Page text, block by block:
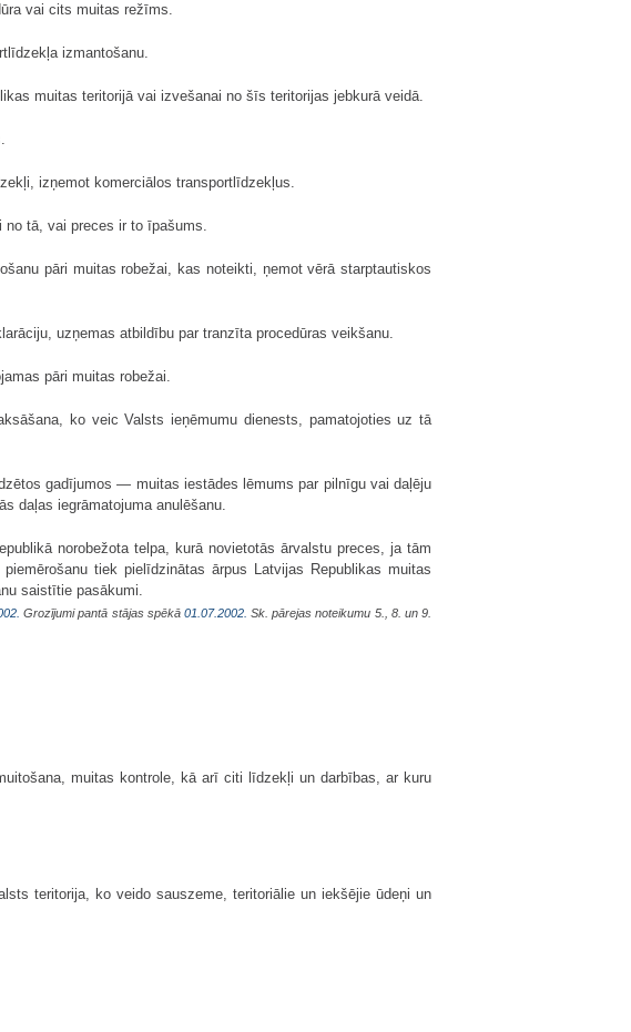
vai cits muitas režīms.
izmantošanu.
muitas teritorijā vai izvešanai no šīs teritorijas jebkurā veidā.
izņemot komerciālos transportlīdzekļus.
tā, vai preces ir to īpašums.
pāri muitas robežai, kas noteikti, ņemot vērā starptautiskos
uzņemas atbildību par tranzīta procedūras veikšanu.
pāri muitas robežai.
ko veic Valsts ieņēmumu dienests, pamatojoties uz tā
gadījumos — muitas iestādes lēmums par pilnīgu vai daļēju
daļas iegrāmatojuma anulēšanu.
norobežota telpa, kurā novietotās ārvalstu preces, ja tām
tiek pielīdzinātas ārpus Latvijas Republikas muitas
saistītie pasākumi.
Grozījumi pantā stājas spēkā 01.07.2002. Sk. pārejas noteikumu 5., 8. un 9.
muitas kontrole, kā arī citi līdzekļi un darbības, ar kuru
teritorija, ko veido sauszeme, teritoriālie un iekšējie ūdeņi un